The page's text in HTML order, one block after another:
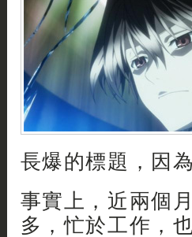
長爆的標題，因
事實上，近兩個
多，忙於工作，